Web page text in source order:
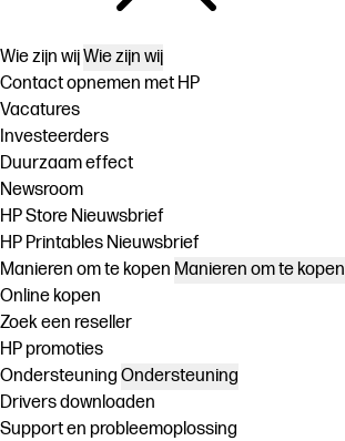
Wie zijn wijWie zijn wij
Contact opnemen met HP
Vacatures
Investeerders
Duurzaam effect
Newsroom
HP Store Nieuwsbrief
HP Printables Nieuwsbrief
Manieren om te kopen Manieren om te kopen
Online kopen
Zoek een reseller
HP promoties
Ondersteuning Ondersteuning
Drivers downloaden
Support en probleemoplossing